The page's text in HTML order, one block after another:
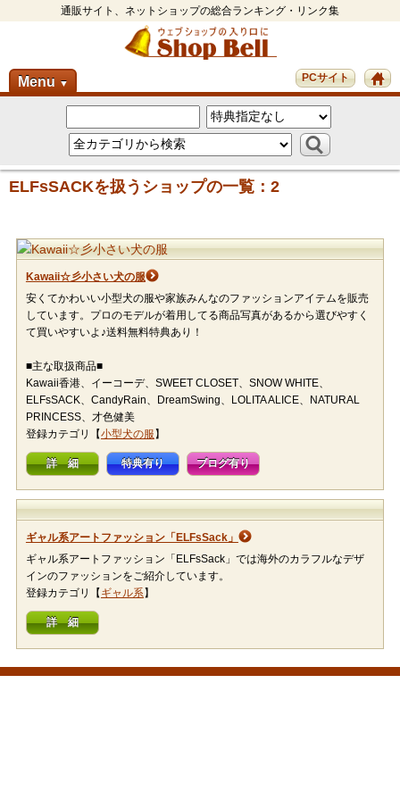
通販サイト、ネットショップの総合ランキング・リンク集
Menu ▼ PCサイト
ELFsSACKを扱うショップの一覧：2
Kawaii☆彡小さい犬の服
安くてかわいい小型犬の服や家族みんなのファッションアイテムを販売
しています。プロのモデルが着用してる商品写真があるから選びやすく
て買いやすいよ♪送料無料特典あり！
■主な取扱商品■
Kawaii香港、イーコーデ、SWEET CLOSET、SNOW WHITE、
ELFsSACK、CandyRain、DreamSwing、LOLITA ALICE、NATURAL
PRINCESS、才色健美
登録カテゴリ【小型犬の服 】
詳 細 特典有り ブログ有り
ギャル系アートファッション「ELFsSack」
ギャル系アートファッション「ELFsSack」では海外のカラフルなデザ
インのファッションをご紹介しています。
登録カテゴリ【 ギャル系】
詳 細